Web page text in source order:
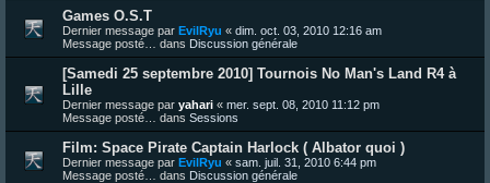
Games O.S.T
Dernier message par EvilRyu « dim. oct. 03, 2010 12:16 am
Message posté… dans Discussion générale
[Samedi 25 septembre 2010] Tournois No Man's Land R4 à
Lille
Dernier message par yahari « mer. sept. 08, 2010 11:12 pm
Message posté… dans Sessions
Film: Space Pirate Captain Harlock ( Albator quoi )
Dernier message par EvilRyu « sam. juil. 31, 2010 6:44 pm
Message posté… dans Discussion générale